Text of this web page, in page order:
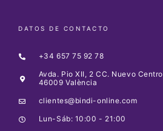
DATOS DE CONTACTO
+34 657 75 92 78
Avda. Pio XII, 2 CC. Nuevo Centro
46009 València
clientes@bindi-online.com
Lun-Sáb: 10:00 - 21:00